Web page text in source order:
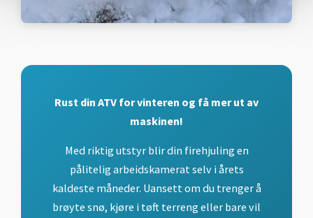
Rust din ATV for vinteren og få mer ut av
maskinen!
Med riktig utstyr blir din firehjuling en
pålitelig arbeidskamerat selv i årets
kaldeste måneder. Uansett om du trenger å
brøyte snø, kjøre i tøft terreng eller bare vil